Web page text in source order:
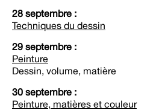
28 septembre :
Techniques du dessin
29 septembre :
Peinture
Dessin, volume, matière
30 septembre :
Peinture, matières et couleur